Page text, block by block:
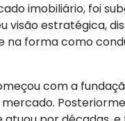
imobiliário, foi
visão estratégica,
na forma como
com a